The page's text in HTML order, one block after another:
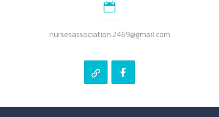
nursesassociation.2469@gmail.com